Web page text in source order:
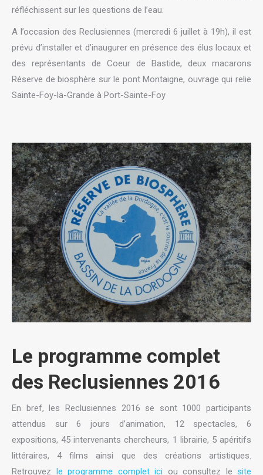
réfléchissent sur les questions de l’eau.
A l’occasion des Reclusiennes (mercredi 6 juillet à 19h), il est
prévu d’installer et d’inaugurer en présence des élus locaux et
des représentants de Coeur de Bastide, deux macarons
Réserve de biosphère sur le pont Montaigne, ouvrage qui relie
Sainte-Foy-la-Grande à Port-Sainte-Foy
Le programme complet
des Reclusiennes 2016
En bref, les Reclusiennes 2016 se sont 1000 participants
attendus sur 6 jours d’animation, 12 spectacles, 6
expositions, 45 intervenants chercheurs, 1 librairie, 5 apéritifs
littéraires, 4 films ainsi que des créations artistiques.
Retrouvez le programme complet ici ou consultez le site